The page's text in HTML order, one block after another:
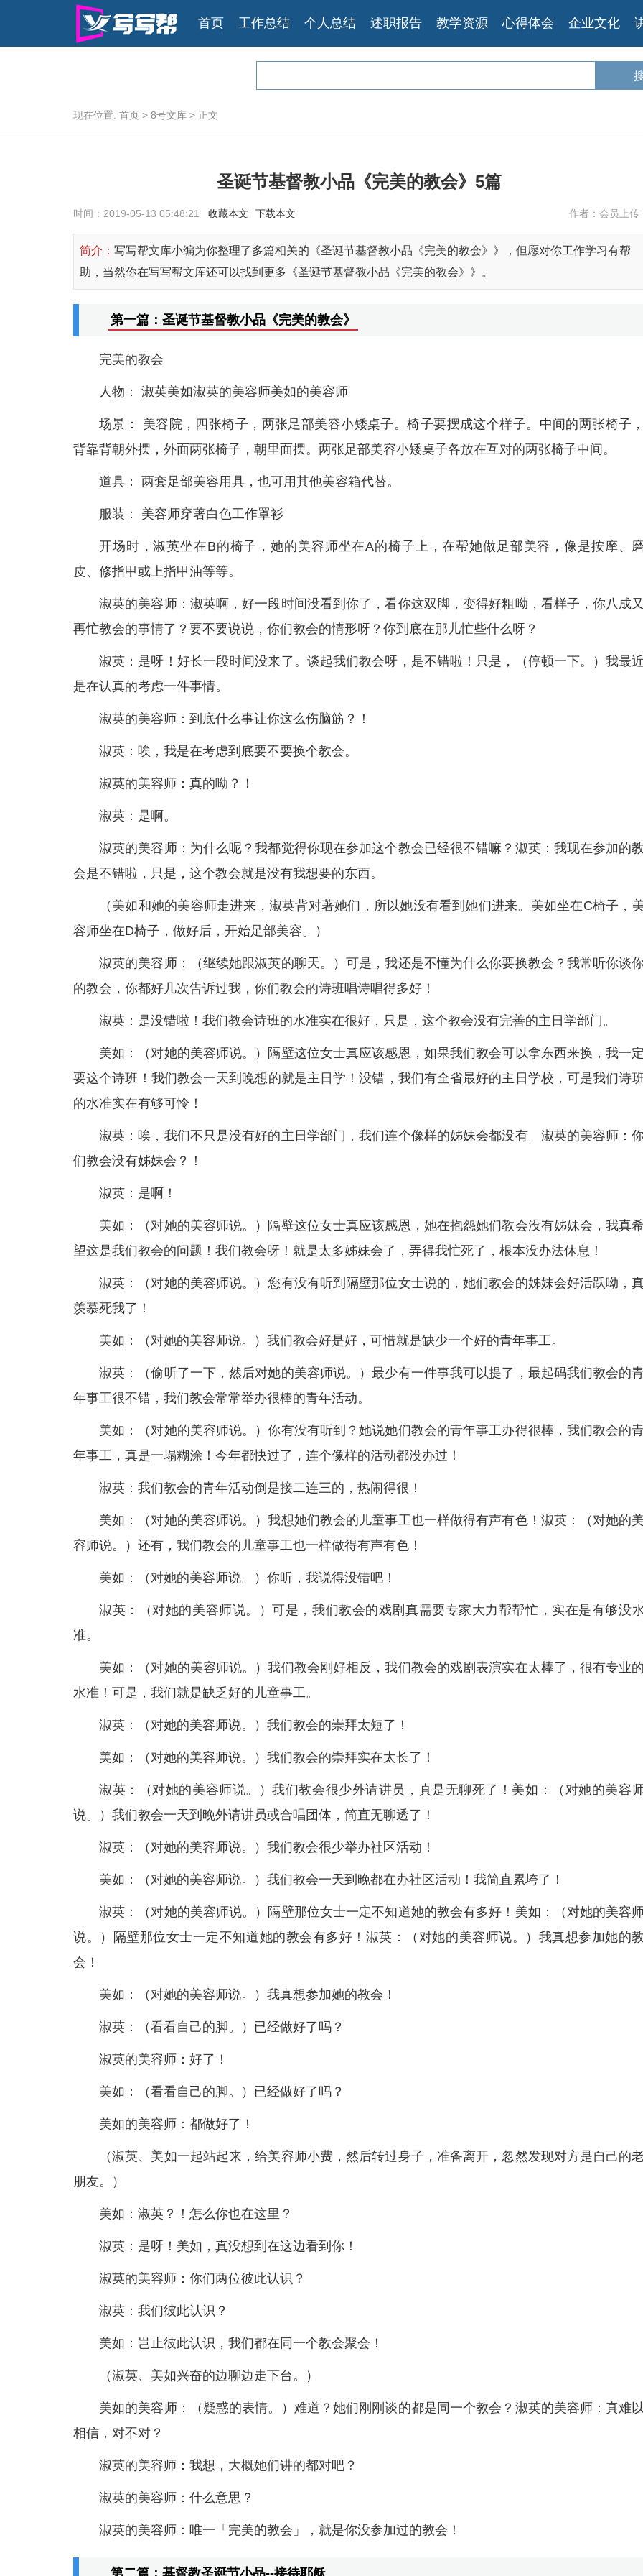
首页 工作总结 个人总结 述职报告 教学资源 心得体会 企业文化
现在位置: 首页 > 8号文库 > 正文
圣诞节基督教小品《完美的教会》5篇
时间：2019-05-13 05:48:21 收藏本文 下载本文 作者：会员上传
简介： 写写帮文库小编为你整理了多篇相关的《圣诞节基督教小品《完美的教会》》，但愿对你工作学习有帮
助，当然你在写写帮文库还可以找到更多《圣诞节基督教小品《完美的教会》》。
第一篇：圣诞节基督教小品《完美的教会》
完美的教会
人物： 淑英美如淑英的美容师美如的美容师
场景： 美容院，四张椅子，两张足部美容小矮桌子。椅子要摆成这个样子。中间的两张椅子，
背靠背朝外摆，外面两张椅子，朝里面摆。两张足部美容小矮桌子各放在互对的两张椅子中间。
道具： 两套足部美容用具，也可用其他美容箱代替。
服装： 美容师穿著白色工作罩衫
开场时，淑英坐在B的椅子，她的美容师坐在A的椅子上，在帮她做足部美容，像是按摩、磨
皮、修指甲或上指甲油等等。
淑英的美容师：淑英啊，好一段时间没看到你了，看你这双脚，变得好粗呦，看样子，你八成又
再忙教会的事情了？要不要说说，你们教会的情形呀？你到底在那儿忙些什么呀？
淑英：是呀！好长一段时间没来了。谈起我们教会呀，是不错啦！只是，（停顿一下。）我最近
是在认真的考虑一件事情。
淑英的美容师：到底什么事让你这么伤脑筋？！
淑英：唉，我是在考虑到底要不要换个教会。
淑英的美容师：真的呦？！
淑英：是啊。
淑英的美容师：为什么呢？我都觉得你现在参加这个教会已经很不错嘛？淑英：我现在参加的教
会是不错啦，只是，这个教会就是没有我想要的东西。
（美如和她的美容师走进来，淑英背对著她们，所以她没有看到她们进来。美如坐在C椅子，
容师坐在D椅子，做好后，开始足部美容。）
淑英的美容师：（继续她跟淑英的聊天。）可是，我还是不懂为什么你要换教会？我常听你谈
的教会，你都好几次告诉过我，你们教会的诗班唱诗唱得多好！
淑英：是没错啦！我们教会诗班的水准实在很好，只是，这个教会没有完善的主日学部门。
美如：（对她的美容师说。）隔壁这位女士真应该感恩，如果我们教会可以拿东西来换，我一定
要这个诗班！我们教会一天到晚想的就是主日学！没错，我们有全省最好的主日学校，可是我们诗
的水准实在有够可怜！
淑英：唉，我们不只是没有好的主日学部门，我们连个像样的姊妹会都没有。淑英的美容师：
们教会没有姊妹会？！
淑英：是啊！
美如：（对她的美容师说。）隔壁这位女士真应该感恩，她在抱怨她们教会没有姊妹会，我真
望这是我们教会的问题！我们教会呀！就是太多姊妹会了，弄得我忙死了，根本没办法休息！
淑英：（对她的美容师说。）您有没有听到隔壁那位女士说的，她们教会的姊妹会好活跃呦，
羡慕死我了！
美如：（对她的美容师说。）我们教会好是好，可惜就是缺少一个好的青年事工。
淑英：（偷听了一下，然后对她的美容师说。）最少有一件事我可以提了，最起码我们教会的
年事工很不错，我们教会常常举办很棒的青年活动。
美如：（对她的美容师说。）你有没有听到？她说她们教会的青年事工办得很棒，我们教会的
年事工，真是一塌糊涂！今年都快过了，连个像样的活动都没办过！
淑英：我们教会的青年活动倒是接二连三的，热闹得很！
美如：（对她的美容师说。）我想她们教会的儿童事工也一样做得有声有色！淑英：（对她的美
容师说。）还有，我们教会的儿童事工也一样做得有声有色！
美如：（对她的美容师说。）你听，我说得没错吧！
淑英：（对她的美容师说。）可是，我们教会的戏剧真需要专家大力帮帮忙，实在是有够没
准。
美如：（对她的美容师说。）我们教会刚好相反，我们教会的戏剧表演实在太棒了，很有专业的
水准！可是，我们就是缺乏好的儿童事工。
淑英：（对她的美容师说。）我们教会的崇拜太短了！
美如：（对她的美容师说。）我们教会的崇拜实在太长了！
淑英：（对她的美容师说。）我们教会很少外请讲员，真是无聊死了！美如：（对她的美容
说。）我们教会一天到晚外请讲员或合唱团体，简直无聊透了！
淑英：（对她的美容师说。）我们教会很少举办社区活动！
美如：（对她的美容师说。）我们教会一天到晚都在办社区活动！我简直累垮了！
淑英：（对她的美容师说。）隔壁那位女士一定不知道她的教会有多好！美如：（对她的美容师
说。）隔壁那位女士一定不知道她的教会有多好！淑英：（对她的美容师说。）我真想参加她的教
会！
美如：（对她的美容师说。）我真想参加她的教会！
淑英：（看看自己的脚。）已经做好了吗？
淑英的美容师：好了！
美如：（看看自己的脚。）已经做好了吗？
美如的美容师：都做好了！
（淑英、美如一起站起来，给美容师小费，然后转过身子，准备离开，忽然发现对方是自己的
朋友。）
美如：淑英？！怎么你也在这里？
淑英：是呀！美如，真没想到在这边看到你！
淑英的美容师：你们两位彼此认识？
淑英：我们彼此认识？
美如：岂止彼此认识，我们都在同一个教会聚会！
（淑英、美如兴奋的边聊边走下台。）
美如的美容师：（疑惑的表情。）难道？她们刚刚谈的都是同一个教会？淑英的美容师：真难以
相信，对不对？
淑英的美容师：我想，大概她们讲的都对吧？
淑英的美容师：什么意思？
淑英的美容师：唯一「完美的教会」，就是你没参加过的教会！
第二篇：基督教圣诞节小品--接待耶稣